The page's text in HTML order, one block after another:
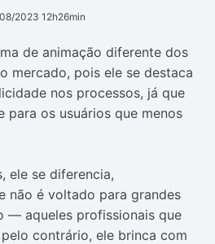
2023 12h26min
de animação diferente dos
mercado, pois ele se destaca
nos processos, já que
para os usuários que menos
ele se diferencia,
não é voltado para grandes
— aqueles profissionais que
contrário, ele brinca com